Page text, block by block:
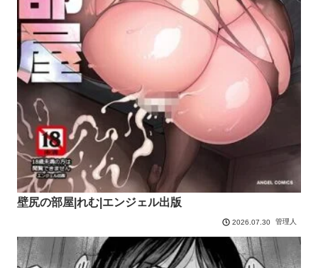
壁尻の部屋|れむ|エンジェル出版
2026.07.30 管理人